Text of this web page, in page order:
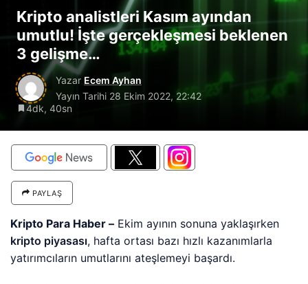
Kripto analistleri Kasım ayından
umutlu! İşte gerçekleşmesi beklenen
3 gelişme…
Yazar Ecem Ayhan
Yayın Tarihi 28 Ekim 2022, 22:42
4dk, 40sn
PAYLAŞ
Kripto Para Haber – Ekim ayının sonuna yaklaşırken
kripto piyasası, hafta ortası bazı hızlı kazanımlarla
yatırımcıların umutlarını ateşlemeyi başardı.